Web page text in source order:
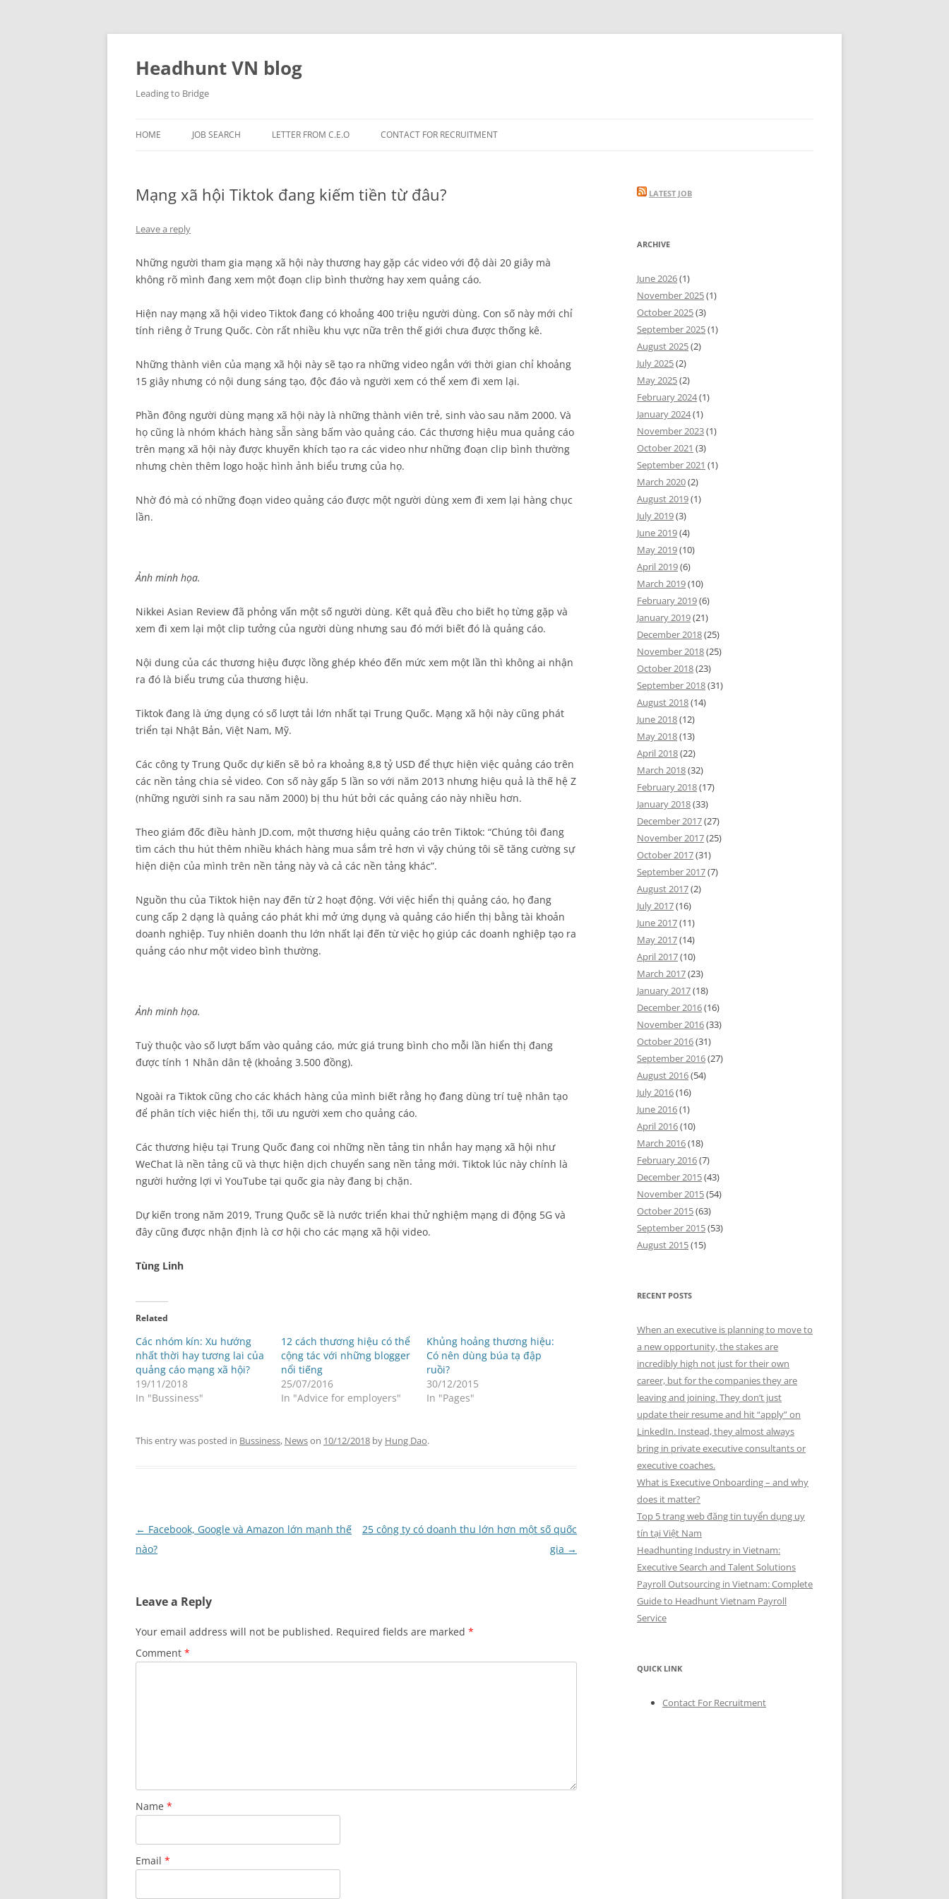
Skip
Headhunt VN blog
Leading to Bridge
HOME JOB SEARCH LETTER FROM C.E.O CONTACT FOR RECRUITMENT
Mạng xã hội Tiktok đang kiếm tiền từ đâu?
Leave a reply
Những người tham gia mạng xã hội này thương hay gặp các video với độ dài 20 giây mà
không rõ mình đang xem một đoạn clip bình thường hay xem quảng cáo.
Hiện nay mạng xã hội video Tiktok đang có khoảng 400 triệu người dùng. Con số này mới chỉ
tính riêng ở Trung Quốc. Còn rất nhiều khu vực nữa trên thế giới chưa được thống kê.
Những thành viên của mạng xã hội này sẽ tạo ra những video ngắn với thời gian chỉ khoảng
15 giây nhưng có nội dung sáng tạo, độc đáo và người xem có thể xem đi xem lại.
Phần đông người dùng mạng xã hội này là những thành viên trẻ, sinh vào sau năm 2000. Và
họ cũng là nhóm khách hàng sẵn sàng bấm vào quảng cáo. Các thương hiệu mua quảng cáo
trên mạng xã hội này được khuyến khích tạo ra các video như những đoạn clip bình thường
nhưng chèn thêm logo hoặc hình ảnh biểu trưng của họ.
Nhờ đó mà có những đoạn video quảng cáo được một người dùng xem đi xem lại hàng chục
lần.
Ảnh minh họa.
Nikkei Asian Review đã phỏng vấn một số người dùng. Kết quả đều cho biết họ từng gặp và
xem đi xem lại một clip tưởng của người dùng nhưng sau đó mới biết đó là quảng cáo.
Nội dung của các thương hiệu được lồng ghép khéo đến mức xem một lần thì không ai nhận
ra đó là biểu trưng của thương hiệu.
Tiktok đang là ứng dụng có số lượt tải lớn nhất tại Trung Quốc. Mạng xã hội này cũng phát
triển tại Nhật Bản, Việt Nam, Mỹ.
Các công ty Trung Quốc dự kiến sẽ bỏ ra khoảng 8,8 tỷ USD để thực hiện việc quảng cáo trên
các nền tảng chia sẻ video. Con số này gấp 5 lần so với năm 2013 nhưng hiệu quả là thế hệ Z
(những người sinh ra sau năm 2000) bị thu hút bởi các quảng cáo này nhiều hơn.
Theo giám đốc điều hành JD.com, một thương hiệu quảng cáo trên Tiktok: “Chúng tôi đang
tìm cách thu hút thêm nhiều khách hàng mua sắm trẻ hơn vì vậy chúng tôi sẽ tăng cường sự
hiện diện của mình trên nền tảng này và cả các nền tảng khác”.
Nguồn thu của Tiktok hiện nay đến từ 2 hoạt động. Với việc hiển thị quảng cáo, họ đang
cung cấp 2 dạng là quảng cáo phát khi mở ứng dụng và quảng cáo hiển thị bằng tài khoản
doanh nghiệp. Tuy nhiên doanh thu lớn nhất lại đến từ việc họ giúp các doanh nghiệp tạo ra
quảng cáo như một video bình thường.
Ảnh minh họa.
Tuỳ thuộc vào số lượt bấm vào quảng cáo, mức giá trung bình cho mỗi lần hiển thị đang
được tính 1 Nhân dân tệ (khoảng 3.500 đồng).
Ngoài ra Tiktok cũng cho các khách hàng của mình biết rằng họ đang dùng trí tuệ nhân tạo
để phân tích việc hiển thị, tối ưu người xem cho quảng cáo.
Các thương hiệu tại Trung Quốc đang coi những nền tảng tin nhắn hay mạng xã hội như
WeChat là nền tảng cũ và thực hiện dịch chuyển sang nền tảng mới. Tiktok lúc này chính là
người hưởng lợi vì YouTube tại quốc gia này đang bị chặn.
Dự kiến trong năm 2019, Trung Quốc sẽ là nước triển khai thử nghiệm mạng di động 5G và
đây cũng được nhận định là cơ hội cho các mạng xã hội video.
Tùng Linh
Related
Các nhóm kín: Xu hướng
nhất thời hay tương lai của
quảng cáo mạng xã hội?
19/11/2018
In "Bussiness"
12 cách thương hiệu có thể
cộng tác với những blogger
nổi tiếng
25/07/2016
In "Advice for employers"
Khủng hoảng thương hiệu:
Có nên dùng búa tạ đập
ruồi?
30/12/2015
In "Pages"
This entry was posted in Bussiness, Newson 10/12/2018 by Hung Dao.
Post
navigation
← Facebook, Google và Amazon lớn mạnh thế
nào?
25 công ty có doanh thu lớn hơn một số quốc
gia →
Leave a Reply
Your email address will not be published. Required fields are marked *
Comment *
Name *
Email *
LATEST JOB
ARCHIVE
June 2026(1)
November 2025(1)
October 2025(3)
September 2025(1)
August 2025(2)
July 2025(2)
May 2025(2)
February 2024(1)
January 2024(1)
November 2023(1)
October 2021 (3)
September 2021 (1)
March 2020(2)
August 2019(1)
July 2019(3)
June 2019(4)
May 2019(10)
April 2019(6)
March 2019(10)
February 2019(6)
January 2019(21)
December 2018(25)
November 2018(25)
October 2018(23)
September 2018(31)
August 2018(14)
June 2018(12)
May 2018(13)
April 2018(22)
March 2018(32)
February 2018(17)
January 2018(33)
December 2017(27)
November 2017(25)
October 2017(31)
September 2017(7)
August 2017(2)
July 2017(16)
June 2017(11)
May 2017(14)
April 2017(10)
March 2017(23)
January 2017(18)
December 2016(16)
November 2016(33)
October 2016(31)
September 2016(27)
August 2016(54)
July 2016(16)
June 2016(1)
April 2016(10)
March 2016(18)
February 2016(7)
December 2015(43)
November 2015(54)
October 2015(63)
September 2015(53)
August 2015(15)
RECENT POSTS
When an executive is planning to move to
a new opportunity, the stakes are
incredibly high not just for their own
career, but for the companies they are
leaving and joining. They don’t just
update their resume and hit “apply” on
LinkedIn. Instead, they almost always
bring in private executive consultants or
executive coaches.
What is Executive Onboarding – and why
does it matter?
Top 5 trang web đăng tin tuyển dụng uy
tín tại Việt Nam
Headhunting Industry in Vietnam:
Executive Search and Talent Solutions
Payroll Outsourcing in Vietnam: Complete
Guide to Headhunt Vietnam Payroll
Service
QUICK LINK
Contact For Recruitment